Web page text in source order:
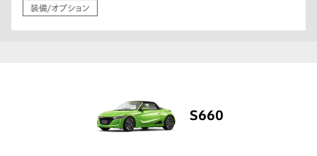
装備/オプション
S660